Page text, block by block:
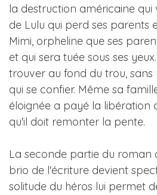
la destruction américaine
de Lulu qui perd ses parents
Mimi, orpheline que ses
et qui sera tuée sous ses
trouver au fond du trou, sans
qui se confier. Même sa
éloignée a payé la libération
qu'il doit remonter la pente.
La seconde partie du roman
brio de l'écriture devient
solitude du héros lui permet